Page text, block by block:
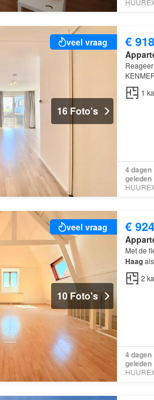
veel vraag
16 Foto's
€
Den Haag
1
4 dagen
geleden
veel vraag
10 Foto's
€
Met de
Haagals
2
4 dagen
geleden